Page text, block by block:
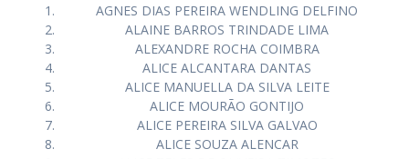
AGNES DIAS PEREIRA WENDLING DELFINO
ALAINE BARROS TRINDADE LIMA
ALEXANDRE ROCHA COIMBRA
ALICE ALCANTARA DANTAS
ALICE MANUELLA DA SILVA LEITE
ALICE MOURÃO GONTIJO
ALICE PEREIRA SILVA GALVAO
ALICE SOUZA ALENCAR